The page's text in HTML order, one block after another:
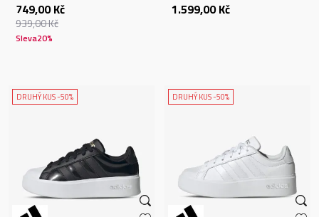
749,00 Kč
939,00Kč
Sleva20%
1.599,00 Kč
DRUHÝ KUS -50% DRUHÝ KUS -50%